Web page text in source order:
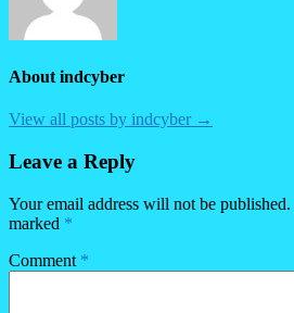
About indcyber
View all posts by indcyber →
Leave a Reply
Your email address will not be published.
marked *
Comment *